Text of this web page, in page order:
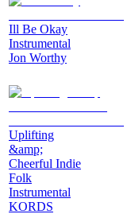
Ill Be Okay
Instrumental
Jon Worthy
Uplifting
&amp;
Cheerful Indie
Folk
Instrumental
KORDS